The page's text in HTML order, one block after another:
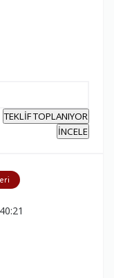
TEKLİF TOPLANIYOR
İNCELE